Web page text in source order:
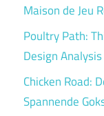
Maison de Jeu
Poultry Path:
Design Analysis
Chicken Road:
Spannende